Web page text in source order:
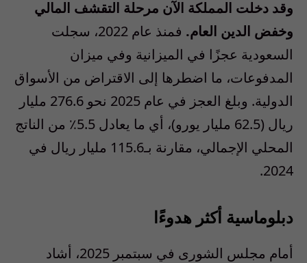
وقد دخلت المملكة الآن مرحلة التقشف المالي
وخفض الدين العام.
فمنذ عام 2022، سجلت
السعودية عجزًا في الميزانية وفي ميزان
المدفوعات، ما اضطرها إلى الاقتراض من الأسواق
الدولية. وبلغ العجز في عام 2025 نحو 276.6 مليار
ريال (62.5 مليار يورو)، أي ما يعادل 5.5٪ من الناتج
المحلي الإجمالي، مقارنة بـ115.6 مليار ريال في
2024.
دبلوماسية أكثر هدوءًا
أمام مجلس الشورى في سبتمبر 2025، أشاد